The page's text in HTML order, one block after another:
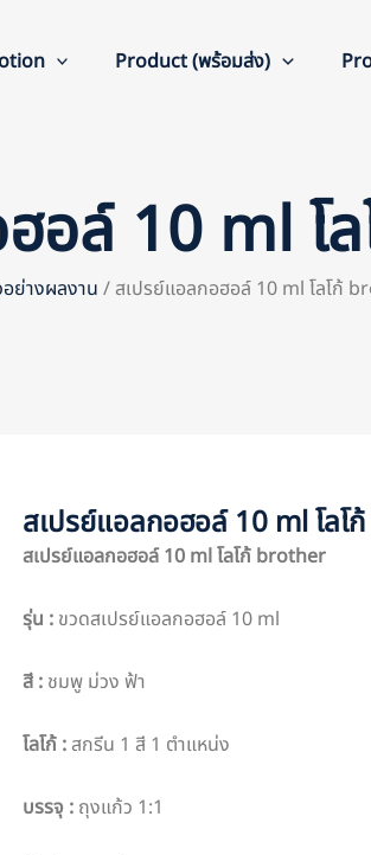
Product (พร้อมส่ง)
อล์ 10 ml โ
ย่างผลงาน / สเปรย์แอลกอฮอล์ 10 ml โลโก้
สเปรย์แอลกอฮอล์ 10 ml โล
สเปรย์แอลกอฮอล์ 10 ml โลโก้ brother
รุ่น : ขวดสเปรย์แอลกอฮอล์ 10 ml
สี : ชมพู ม่วง ฟ้า
โลโก้ : สกรีน 1 สี 1 ตำแหน่ง
บรรจุ : ถุงแก้ว 1:1